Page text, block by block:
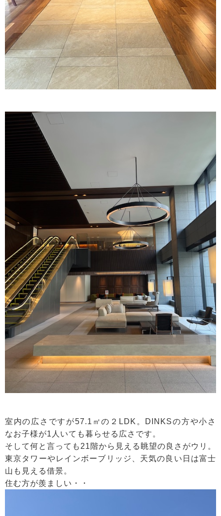
室内の広さですが57.1㎡の２LDK。DINKSの方や小さ
なお子様が1人いても暮らせる広さです。
そして何と言っても21階から見える眺望の良さがウリ。
東京タワーやレインボーブリッジ、天気の良い日は富士
山も見える借景。
住む方が羨ましい・・